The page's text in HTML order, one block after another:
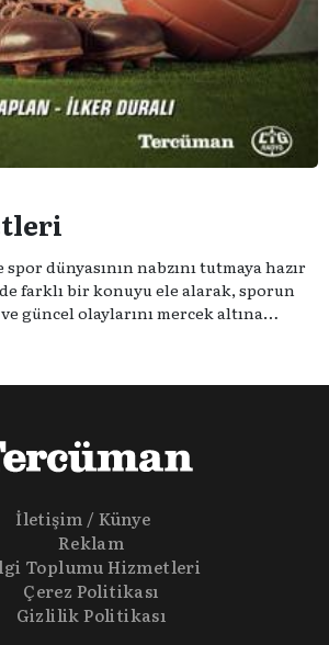
dünyasının nabzını tutmaya hazır
farklı bir konuyu ele alarak, sporun
güncel olaylarını mercek altına
Sohbetleri" tam size
İletişim / Künye
Reklam
Toplumu Hizmetleri
Çerez Politikası
Gizlilik Politikası